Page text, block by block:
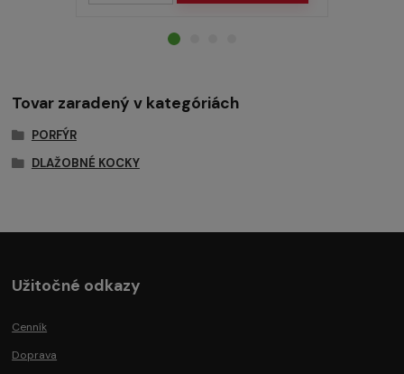
Tovar zaradený v kategóriách
PORFÝR
DLAŽOBNÉ KOCKY
Užitočné odkazy
Cenník
Doprava